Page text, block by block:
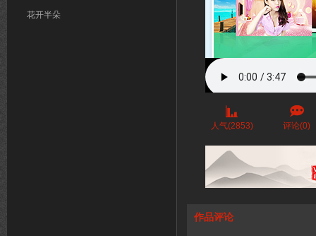
花开半朵
人气(2853) 评论(0)
作品评论